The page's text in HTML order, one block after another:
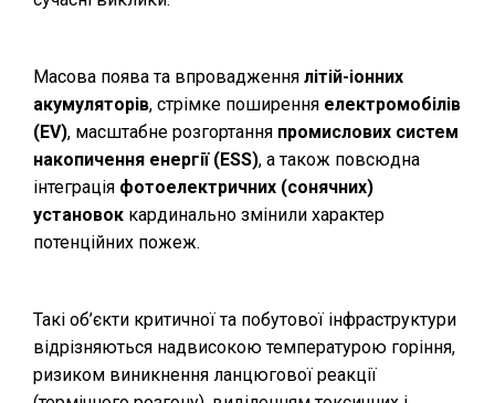
Масова поява та впровадження літій-іонних
акумуляторів, стрімке поширення електромобілів
(EV), масштабне розгортання промислових систем
накопичення енергії (ESS), а також повсюдна
інтеграція фотоелектричних (сонячних)
установок кардинально змінили характер
потенційних пожеж.
Такі об’єкти критичної та побутової інфраструктури
відрізняються надвисокою температурою горіння,
ризиком виникнення ланцюгової реакції